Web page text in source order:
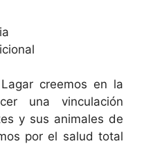
creemos en la
una vinculación
y sus animales de
por el salud total